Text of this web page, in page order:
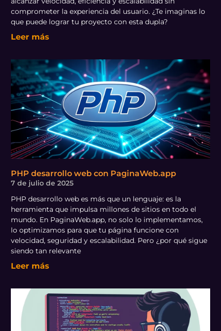
comprometer la experiencia del usuario. ¿Te imaginas lo
que puede lograr tu proyecto con esta dupla?
Leer más
PHP desarrollo web con PaginaWeb.app
7 de julio de 2025
PHP desarrollo web es más que un lenguaje: es la
herramienta que impulsa millones de sitios en todo el
mundo. En PaginaWeb.app, no solo lo implementamos,
lo optimizamos para que tu página funcione con
velocidad, seguridad y escalabilidad. Pero ¿por qué sigue
siendo tan relevante
Leer más